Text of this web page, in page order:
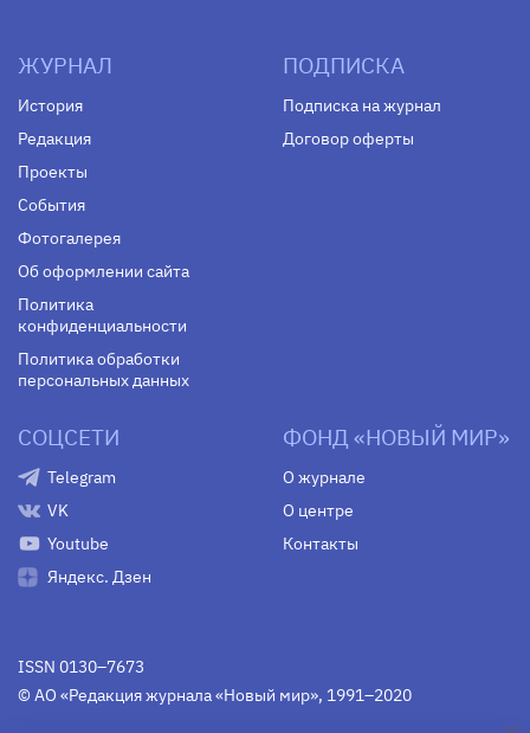
ЖУРНАЛ
История
Редакция
Проекты
События
Фотогалерея
Об оформлении сайта
Политика
конфиденциальности
Политика обработки
персональных данных
ПОДПИСКА
Подписка на журнал
Договор оферты
СОЦСЕТИ
Telegram
VK
Youtube
Яндекс. Дзен
ФОНД «НОВЫЙ МИР»
О журнале
О центре
Контакты
ISSN 0130–7673
© АО «Редакция журнала «Новый мир», 1991–2020